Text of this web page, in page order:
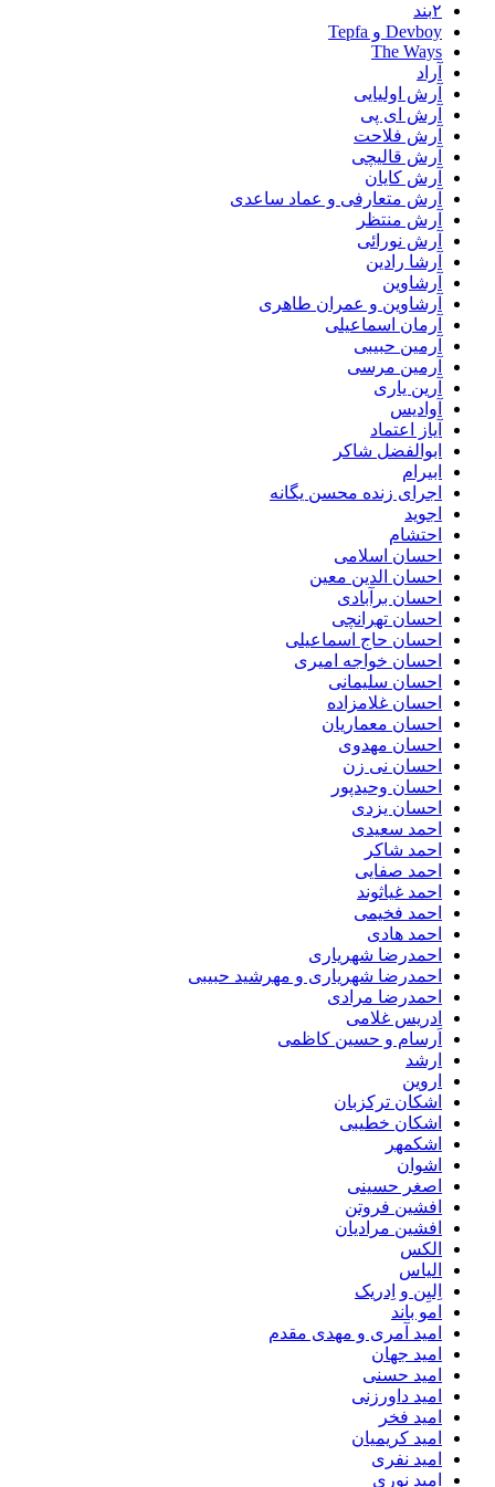
۲بند
Devboy و Tepfa
The Ways
آراد
آرش اولیایی
آرش ای پی
آرش فلاحت
آرش قالیچی
آرش کایان
آرش متعارفی و عماد ساعدی
آرش منتظر
آرش نورائی
آرشا رادین
آرشاوین
آرشاوین و عمران طاهری
آرمان اسماعیلی
آرمین حبیبی
آرمین مرسی
آرین یاری
آوادیس
آیاز اعتماد
ابوالفضل شاکر
ابیرام
اجرای زنده محسن یگانه
اجوید
احتشام
احسان اسلامی
احسان الدین معین
احسان برآبادی
احسان تهرانچی
احسان حاج اسماعیلی
احسان خواجه امیری
احسان سلیمانی
احسان غلامزاده
احسان معماریان
احسان مهدوی
احسان نی زن
احسان وحیدپور
احسان یزدی
احمد سعیدی
احمد شاکر
احمد صفایی
احمد غیاثوند
احمد فخیمی
احمد هادی
احمدرضا شهریاری
احمدرضا شهریاری و مهرشید حبیبی
احمدرضا مرادی
ادریس غلامی
اَرسام و حسین کاظمی
ارشد
اروین
اشکان ترکزبان
اشکان خطیبی
اشکمهر
اشوان
اصغر حسینی
افشین فروتن
افشین مرادیان
الکس
الیاس
اِلیِن و اِدریک
امو باند
امید آمری و مهدی مقدم
امید جهان
امید حسنی
امید داورزنی
امید فخر
امید کریمیان
امید نفری
امید نوری